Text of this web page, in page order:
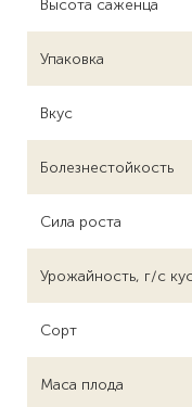
Высота саженца
Упаковка
Вкус
Болезнестойкость
Сила роста
Урожайность, г/с
Сорт
Маса плода